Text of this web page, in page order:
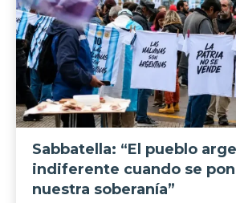
Sabbatella: “El pueblo
indiferente cuando se
nuestra soberanía”